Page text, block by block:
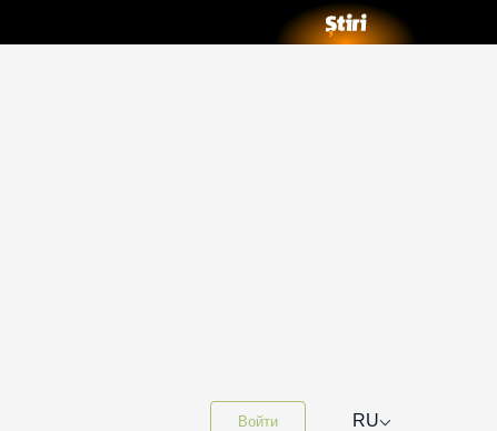
Войти RU⌵